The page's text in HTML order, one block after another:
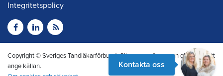
Kontakta oss
Integritetspolicy
Copyright © Sveriges Tandläkarförbund. Citera oss gärna men glöm inte att
ange källan.